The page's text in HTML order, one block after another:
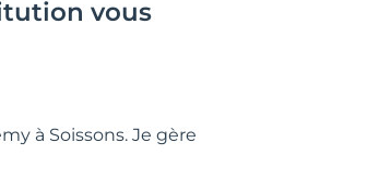
vous
à Soissons. Je gère